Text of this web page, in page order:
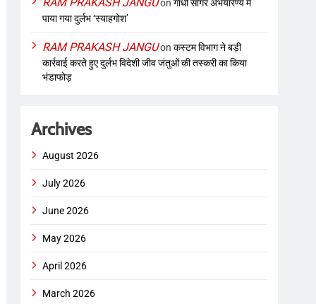
onगांधी सागर अभयारण्य में
पाया गया दुर्लभ ‘स्याहगोश’
RAM PRAKASH JANGUonकस्टम विभाग ने बड़ी
कार्रवाई करते हुए दुर्लभ विदेशी जीव जंतुओं की तस्करी का किया
भंडाफोड़
Archives
August 2026
July 2026
June 2026
May 2026
April 2026
March 2026